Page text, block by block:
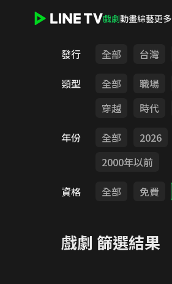
戲劇動畫綜藝更多
發行 全部 台灣
類型
全部 職場
穿越
時代
年份
全部 2026
2000年以前
資格
全部 免費
戲劇 篩選結果